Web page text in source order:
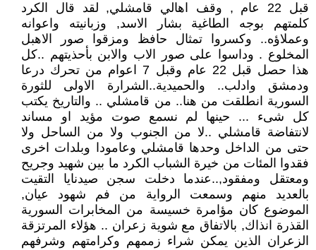
قبل 22 عام , وقف اهالي قامشلي, لقد قال الكرد
كلمتهم بوجه الطاغية بشار الاسد, وزبانيته واعوانه
وعملاؤه.. وكسروا تمثال حافظ ومزقوا صور الاهبل
المخلوع . وداسوا على صور الاب والابن بأحذيتهم ..كل
هذا حصل قبل 22 عام وقبل 7 اعوام من تحرك درعا
ودمشق وادلب.. والحميدية..الشرارة الاولى للثورة
السورية انطلقت من هنا.. من قامشلي .. والتاريخ يكتب
كل شىء ... حينها لم نسمع صوت مؤيد او مساند
لانتفاضة قامشلي ..لا من الجنوب ولا من الساحل ولا
حتى من الداخل وحدها قامشلي وعامودا وبلدات اخرى
فقدوا المئات من خيرة الشباب الكرد ما بين شهيد وجريح
ومعتقل ومفقود,..عندما دخلت سجن صيدنايا التقيت
بالعديد منهم وسمعت الرواية من فم شهود عيان,
الموضوع كان مؤامرة خسيسة من المخابرات السورية
القذرة انذاك, بالاتفاق مع شوية زعران .. هؤلاء المرتزقة
الزعران الذين يمكن شراء زممهم وكرامتهم وشرفهم